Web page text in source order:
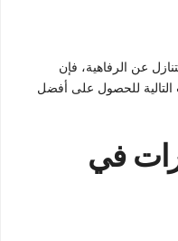
عن الرفاهية، فإن
للحصول على أفضل
في